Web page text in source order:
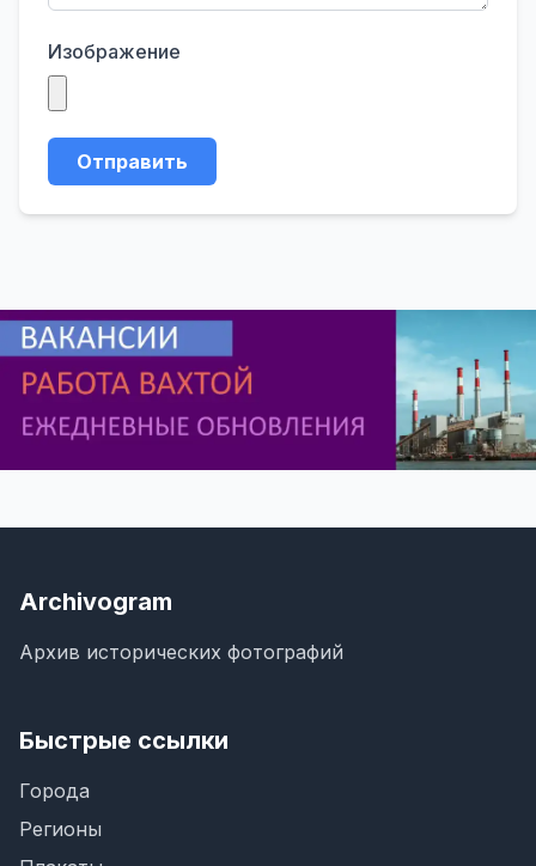
Изображение
Отправить
Archivogram
Архив исторических фотографий
Быстрые ссылки
Города
Регионы